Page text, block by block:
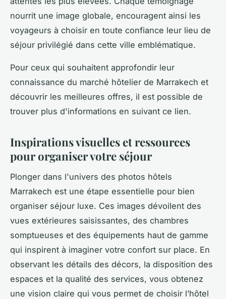
nourrit une image globale, encouragent ainsi les
voyageurs à choisir en toute confiance leur lieu de
séjour privilégié dans cette ville emblématique.
Pour ceux qui souhaitent approfondir leur
connaissance du marché hôtelier de Marrakech et
découvrir les meilleures offres, il est possible de
trouver plus d'informations en suivant ce lien.
Inspirations visuelles et ressources
pour organiser votre séjour
Plonger dans l'univers des photos hôtels
Marrakech est une étape essentielle pour bien
organiser séjour luxe. Ces images dévoilent des
vues extérieures saisissantes, des chambres
somptueuses et des équipements haut de gamme
qui inspirent à imaginer votre confort sur place. En
observant les détails des décors, la disposition des
espaces et la qualité des services, vous obtenez
une vision claire qui vous permet de choisir l’hôtel